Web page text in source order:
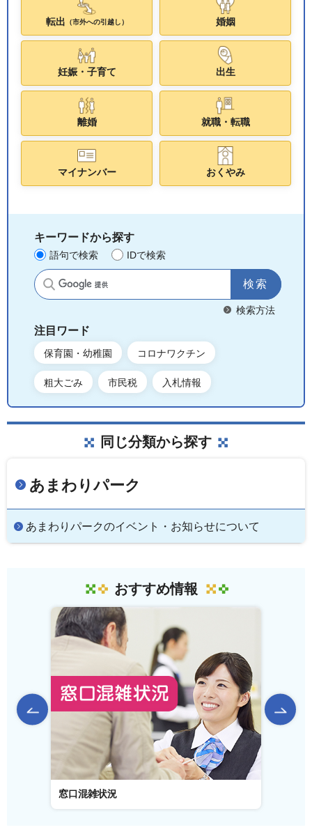
転出 （市外への引越し） 婚姻
妊娠・子育て 出生
離婚 就職・転職
マイナンバー おくやみ
キーワードから探す
語句で検索 IDで検索
サイト内検索
検索方法
注目ワード
保育園・幼稚園 コロナワクチン
粗大ごみ 市民税 入札情報
同じ分類から探す
あまわりパーク
あまわりパークのイベント・お知らせについて
おすすめ情報
前のスライドを表示
窓口混雑状況